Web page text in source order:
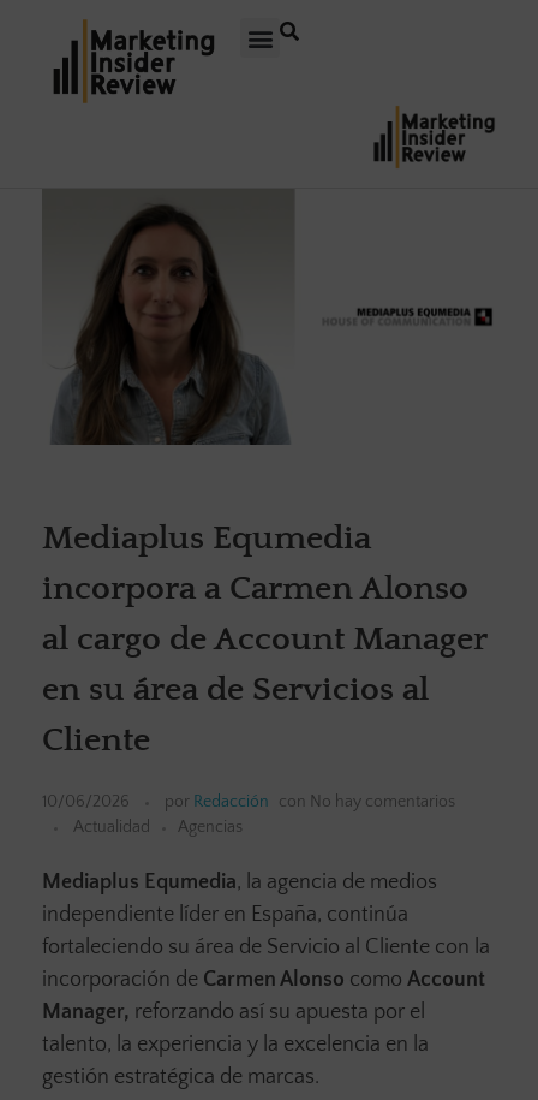
Mediaplus Equmedia
incorpora a Carmen Alonso
al cargo de Account Manager
en su área de Servicios al
Cliente
10/06/2026 por Redacción con No hay comentarios
Actualidad
Agencias
Mediaplus Equmedia, la agencia de medios
independiente líder en España, continúa
fortaleciendo su área de Servicio al Cliente con la
incorporación de Carmen Alonso como Account
Manager, reforzando así su apuesta por el
talento, la experiencia y la excelencia en la
gestión estratégica de marcas.